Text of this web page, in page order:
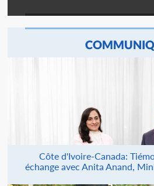
Côte d'Ivoire-Canada:
échange avec Anita Anand,